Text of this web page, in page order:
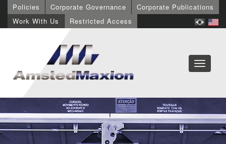
Policies Corporate Governance
Corporate Publications
Work With Us
Restricted Access